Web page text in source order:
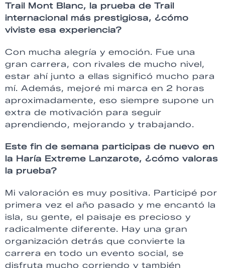
Trail Mont Blanc, la prueba de Trail
internacional más prestigiosa, ¿cómo
viviste esa experiencia?
Con mucha alegría y emoción. Fue una
gran carrera, con rivales de mucho nivel,
estar ahí junto a ellas significó mucho para
mí. Además, mejoré mi marca en 2 horas
aproximadamente, eso siempre supone un
extra de motivación para seguir
aprendiendo, mejorando y trabajando.
Este fin de semana participas de nuevo en
la Haría Extreme Lanzarote, ¿cómo valoras
la prueba?
Mi valoración es muy positiva. Participé por
primera vez el año pasado y me encantó la
isla, su gente, el paisaje es precioso y
radicalmente diferente. Hay una gran
organización detrás que convierte la
carrera en todo un evento social, se
disfruta mucho corriendo y también